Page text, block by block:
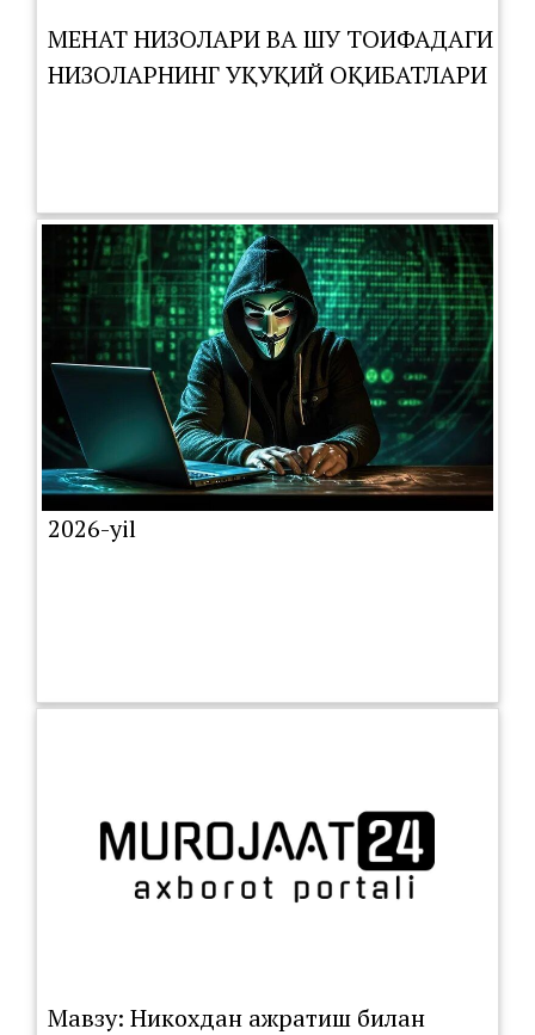
МЕҲНАТ НИЗОЛАРИ ВА ШУ ТОИФАДАГИ
НИЗОЛАРНИНГ ҲУҚУҚИЙ ОҚИБАТЛАРИ
2026-yil
Мавзу: Никохдан ажратиш билан